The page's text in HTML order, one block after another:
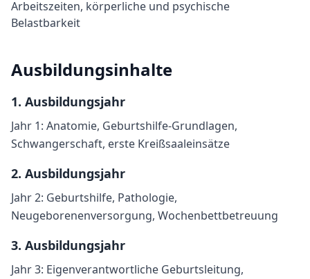
Arbeitszeiten, körperliche und psychische
Belastbarkeit
Ausbildungsinhalte
1. Ausbildungsjahr
Jahr 1: Anatomie, Geburtshilfe-Grundlagen,
Schwangerschaft, erste Kreißsaaleinsätze
2. Ausbildungsjahr
Jahr 2: Geburtshilfe, Pathologie,
Neugeborenenversorgung, Wochenbettbetreuung
3. Ausbildungsjahr
Jahr 3: Eigenverantwortliche Geburtsleitung,